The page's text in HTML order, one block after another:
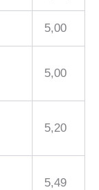
5,00
5,00
5,20
5,49